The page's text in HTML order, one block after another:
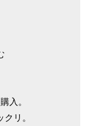
入。
リ。